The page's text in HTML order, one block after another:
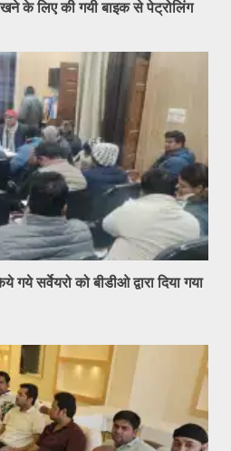
के लिए की गयी बाइक से पेट्रोलिंग
सर्वेयरो को बीडीओ द्वारा दिया गया